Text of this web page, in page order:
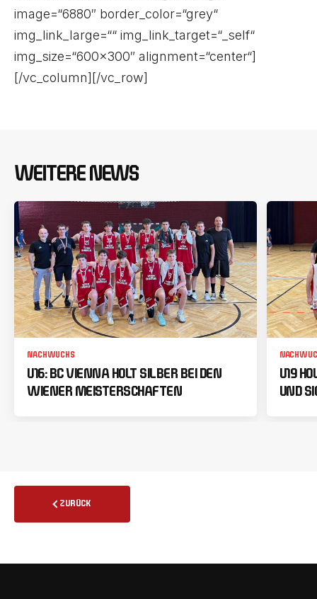
image=“6880″ border_color=“grey“
img_link_large=““ img_link_target=“_self“
img_size=“600×300″ alignment=“center“]
[/vc_column][/vc_row]
WEITERE NEWS
NACHWUCHS
U16: BC VIENNA HOLT SILBER BEI DEN
WIENER MEISTERSCHAFTEN
U19
UND
ZURÜCK